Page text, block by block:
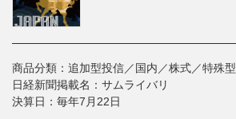
商品分類：追加型投信／国内／株式／特殊型
日経新聞掲載名：サムライバリ
決算日：毎年7月22日